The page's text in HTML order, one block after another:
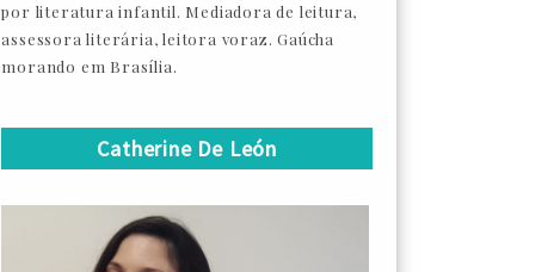
por literatura infantil. Mediadora de leitura,
assessora literária, leitora voraz. Gaúcha
morando em Brasília.
Catherine De León